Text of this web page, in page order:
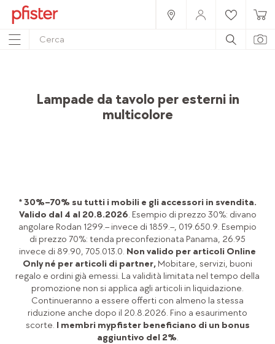
Lampade per esterni
Lampade da tavolo per esterni in
multicolore
* 30%–70% su tutti i mobili e gli accessori in svendita.
Valido dal 4 al 20.8.2026. Esempio di prezzo 30%: divano
angolare Rodan 1299.– invece di 1859.–, 019.650.9. Esempio
di prezzo 70%: tenda preconfezionata Panama, 26.95
invece di 89.90, 705.013.0. Non valido per articoli Online
Only né per articoli di partner, Mobitare, servizi, buoni
regalo e ordini già emessi. La validità limitata nel tempo della
promozione non si applica agli articoli in liquidazione.
Continueranno a essere offerti con almeno la stessa
riduzione anche dopo il 20.8.2026. Fino a esaurimento
scorte. I membri mypfister beneficiano di un bonus
aggiuntivo del 2%.